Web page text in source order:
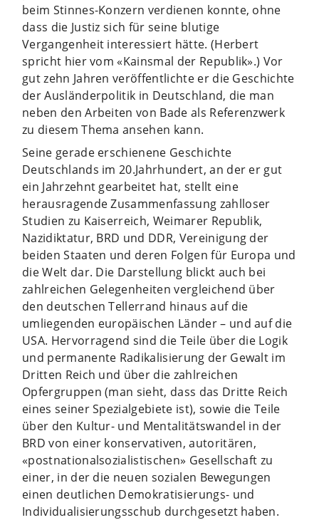
beim Stinnes-Konzern verdienen konnte, ohne
dass die Justiz sich für seine blutige
Vergangenheit interessiert hätte. (Herbert
spricht hier vom «Kainsmal der Republik».) Vor
gut zehn Jahren veröffentlichte er die Geschichte
der Ausländerpolitik in Deutschland, die man
neben den Arbeiten von Bade als Referenzwerk
zu diesem Thema ansehen kann.
Seine gerade erschienene Geschichte
Deutschlands im 20.Jahrhundert, an der er gut
ein Jahrzehnt gearbeitet hat, stellt eine
herausragende Zusammenfassung zahlloser
Studien zu Kaiserreich, Weimarer Republik,
Nazidiktatur, BRD und DDR, Vereinigung der
beiden Staaten und deren Folgen für Europa und
die Welt dar. Die Darstellung blickt auch bei
zahlreichen Gelegenheiten vergleichend über
den deutschen Tellerrand hinaus auf die
umliegenden europäischen Länder – und auf die
USA. Hervorragend sind die Teile über die Logik
und permanente Radikalisierung der Gewalt im
Dritten Reich und über die zahlreichen
Opfergruppen (man sieht, dass das Dritte Reich
eines seiner Spezialgebiete ist), sowie die Teile
über den Kultur- und Mentalitätswandel in der
BRD von einer konservativen, autoritären,
«postnationalsozialistischen» Gesellschaft zu
einer, in der die neuen sozialen Bewegungen
einen deutlichen Demokratisierungs- und
Individualisierungsschub durchgesetzt haben.